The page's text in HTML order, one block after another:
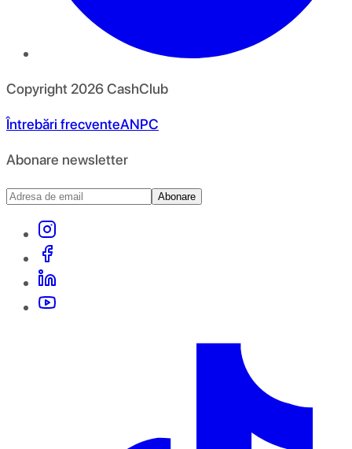
Copyright 2026CashClub
Întrebări frecventeANPC
Abonare newsletter
Abonare